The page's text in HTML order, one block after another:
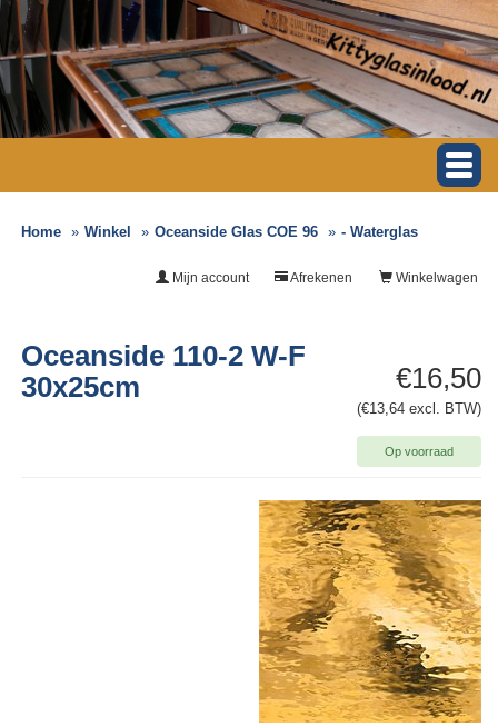
Home Winkel Oceanside Glas COE 96 - Waterglas
Winkelwagen
Afrekenen
Mijn account
€16,50
(€13,64 excl. BTW)
Op voorraad
Oceanside 110-2 W-F
30x25cm